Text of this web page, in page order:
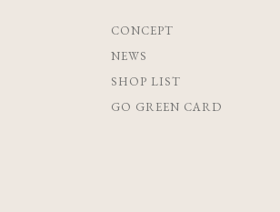
CONCEPT
NEWS
SHOP LIST
GO GREEN CARD